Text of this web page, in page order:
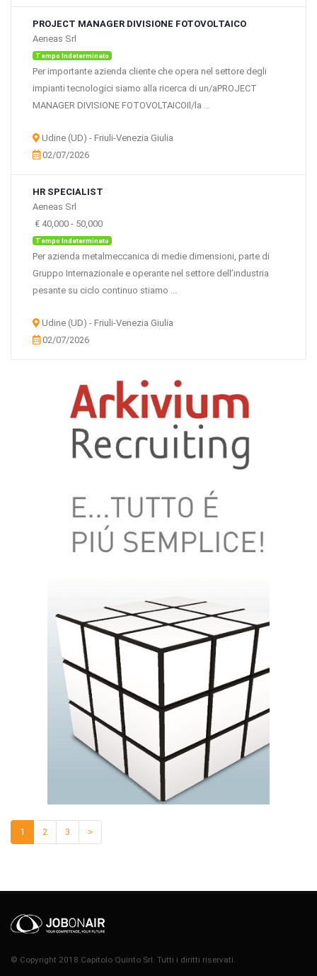
PROJECT MANAGER DIVISIONE FOTOVOLTAICO
Aeneas Srl
Tempo Indeterminato
Per importante azienda cliente che opera nel settore degli
impianti tecnologici siamo alla ricerca di un/aPROJECT
MANAGER DIVISIONE FOTOVOLTAICOIl/la ...
Udine (UD) - Friuli-Venezia Giulia
02/07/2026
HR SPECIALIST
Aeneas Srl
€ 40,000 - 50,000
Tempo Indeterminato
Per azienda metalmeccanica di medie dimensioni, parte di
Gruppo Internazionale e operante nel settore dell’industria
pesante su ciclo continuo stiamo ...
Udine (UD) - Friuli-Venezia Giulia
02/07/2026
1 2 3 >
© Copyright 2018 Capitolo Quinto Srl. Tutti i diritti riservati.